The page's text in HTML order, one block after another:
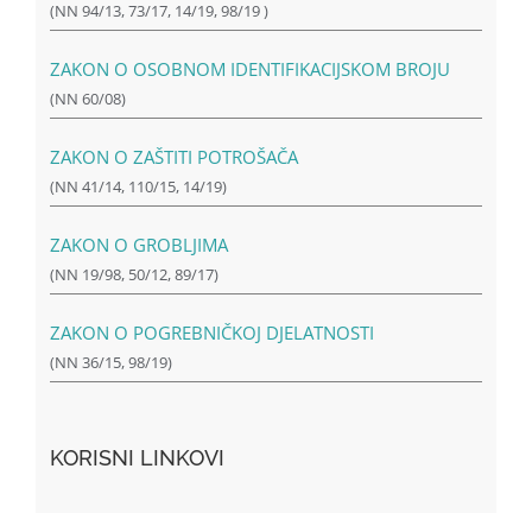
(NN 94/13, 73/17, 14/19, 98/19 )
ZAKON O OSOBNOM IDENTIFIKACIJSKOM BROJU
(NN 60/08)
ZAKON O ZAŠTITI POTROŠAČA
(NN 41/14, 110/15, 14/19)
ZAKON O GROBLJIMA
(NN 19/98, 50/12, 89/17)
ZAKON O POGREBNIČKOJ DJELATNOSTI
(NN 36/15, 98/19)
KORISNI LINKOVI